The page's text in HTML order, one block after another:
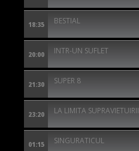
18:35 BESTIAL
20:00 INTR-UN SUFLET
21:30 SUPER 8
23:20 LA LIMITA SUPRAVIETUIRII
01:15 SINGURATICUL